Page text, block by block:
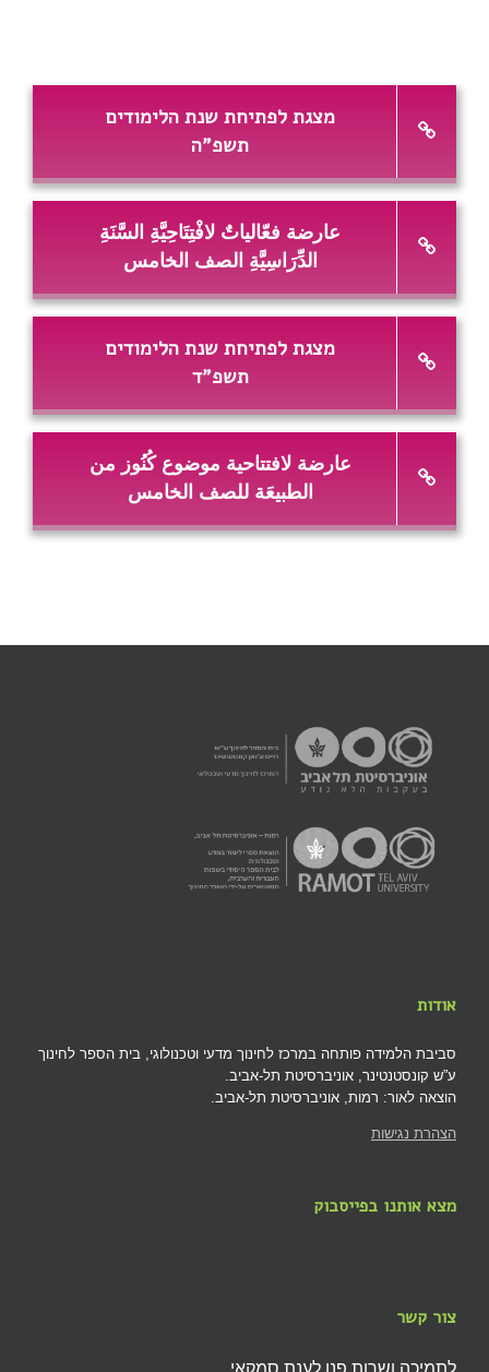
מצגת לפתיחת שנת הלימודים
תשפ"ה
عارضة فعّالياتٌ لافْتِتَاحِيَّةِ السَّنَةِ
الدِّرَاسِيَّةِ الصف الخامس
מצגת לפתיחת שנת הלימודים
תשפ"ד
عارضة لافتتاحية موضوع كُنُوز من
الطبيعَة للصف الخامس
אודות
סביבת הלמידה פותחה במרכז לחינוך מדעי וטכנולוגי, בית הספר לחינוך
ע”ש קונסטנטינר, אוניברסיטת תל-אביב.
הוצאה לאור: רמות, אוניברסיטת תל-אביב.
הצהרת נגישות
מצא אותנו בפייסבוק
צור קשר
לתמיכה ושרות פנו לענת סמקאי,